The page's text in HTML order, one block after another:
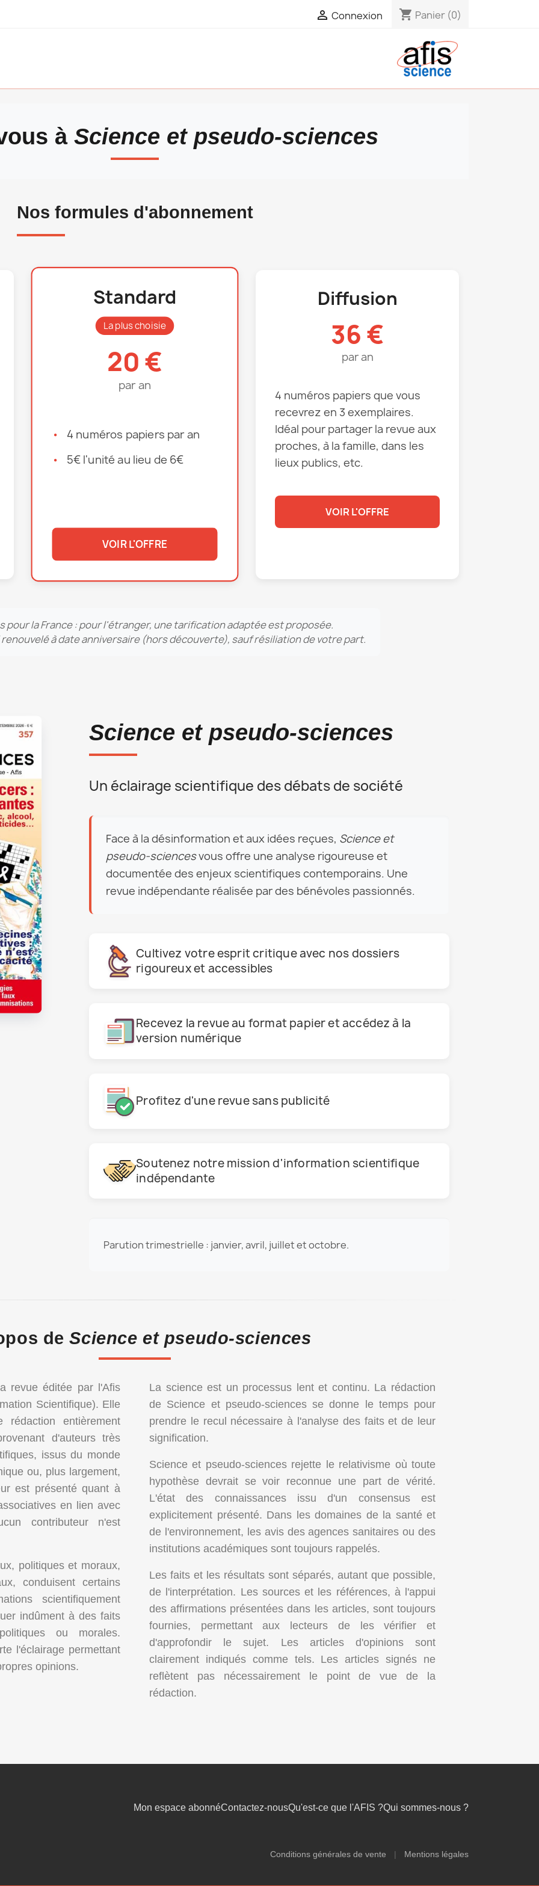
 Connexion shopping_cart Panier (0)
à Science et pseudo-sciences
Nos formules d'abonnement
Standard
La plus choisie
20 €
par an
4 numéros papiers par an
5€ l'unité au lieu de 6€
VOIR L'OFFRE
Diffusion
36 €
par an
4 numéros papiers que vous
recevrez en 3 exemplaires.
Idéal pour partager la revue aux
proches, à la famille, dans les
lieux publics, etc.
VOIR L'OFFRE
pour la France : pour l'étranger, une tarification adaptée est proposée.
à date anniversaire (hors découverte), sauf résiliation de votre part.
Science et pseudo-sciences
Un éclairage scientifique des débats de société
Face à la désinformation et aux idées reçues, Science et
pseudo-sciencesvous offre une analyse rigoureuse et
documentée des enjeux scientifiques contemporains. Une
revue indépendante réalisée par des bénévoles passionnés.
Cultivez votre esprit critique avec nos dossiers
rigoureux et accessibles
Recevez la revue au format papier et accédez à la
version numérique
Profitez d'une revue sans publicité
Soutenez notre mission d'information scientifique
indépendante
Parution trimestrielle : janvier, avril, juillet et octobre.
deScience et pseudo-sciences
revue éditée par l'Afis
Scientifique). Elle
entièrement
d'auteurs très
issus du monde
ou, plus largement,
est présenté quant à
en lien avec
contributeur n'est
politiques et moraux,
conduisent certains
scientifiquement
indûment à des faits
ou morales.
l'éclairage permettant
opinions.
La science est un processus lent et continu. La rédaction
de Science et pseudo-sciences se donne le temps pour
prendre le recul nécessaire à l'analyse des faits et de leur
signification.
Science et pseudo-sciences rejette le relativisme où toute
hypothèse devrait se voir reconnue une part de vérité.
L'état des connaissances issu d'un consensus est
explicitement présenté. Dans les domaines de la santé et
de l'environnement, les avis des agences sanitaires ou des
institutions académiques sont toujours rappelés.
Les faits et les résultats sont séparés, autant que possible,
de l'interprétation. Les sources et les références, à l'appui
des affirmations présentées dans les articles, sont toujours
fournies, permettant aux lecteurs de les vérifier et
d'approfondir le sujet. Les articles d'opinions sont
clairement indiqués comme tels. Les articles signés ne
reflètent pas nécessairement le point de vue de la
rédaction.
Mon espace abonnéContactez-nousQu'est-ce que l'AFIS ?Qui sommes-nous ?
Conditions générales de vente | Mentions légales